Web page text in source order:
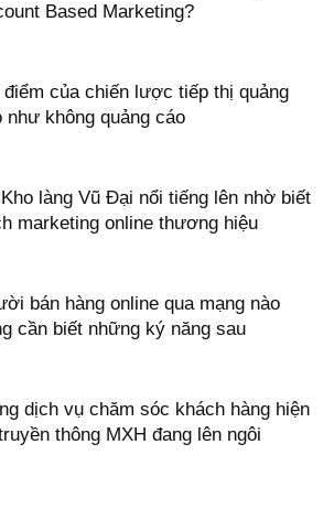
Based Marketing?
của chiến lược tiếp thị quảng
như không quảng cáo
làng Vũ Đại nổi tiếng lên nhờ biết
marketing online thương hiệu
bán hàng online qua mạng nào
cần biết những ký năng sau
dịch vụ chăm sóc khách hàng hiện
thông MXH đang lên ngôi